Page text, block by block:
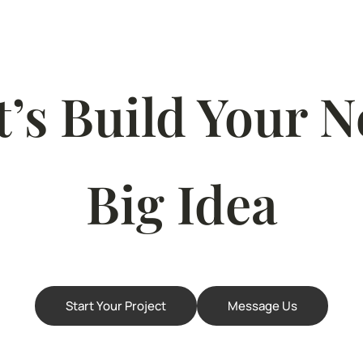
Build Your
Big Idea
Start Your Project Message Us